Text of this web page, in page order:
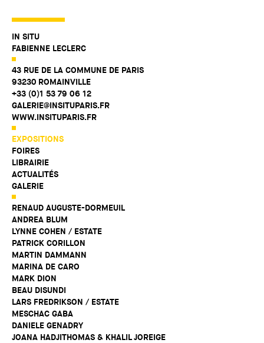
IN SITU
FABIENNE LECLERC
43 RUE DE LA COMMUNE DE PARIS
93230 ROMAINVILLE
+33 (0)1 53 79 06 12
GALERIE@INSITUPARIS.FR
WWW.INSITUPARIS.FR
EXPOSITIONS
FOIRES
LIBRAIRIE
ACTUALITÉS
GALERIE
RENAUD AUGUSTE-DORMEUIL
ANDREA BLUM
LYNNE COHEN / ESTATE
PATRICK CORILLON
MARTIN DAMMANN
MARINA DE CARO
MARK DION
BEAU DISUNDI
LARS FREDRIKSON / ESTATE
MESCHAC GABA
DANIELE GENADRY
JOANA HADJITHOMAS & KHALIL JOREIGE